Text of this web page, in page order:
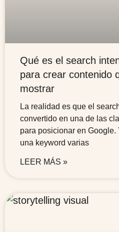
Qué es el search
para crear contenido
mostrar
La realidad es que el
convertido en una de las
para posicionar en Google.
una keyword varias
LEER MÁS »